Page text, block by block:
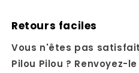
Retours faciles
Vous n'êtes pas
Pilou Pilou ? Renvoyez-